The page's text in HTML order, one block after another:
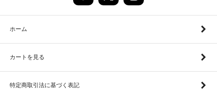
ホーム
カートを見る
特定商取引法に基づく表記